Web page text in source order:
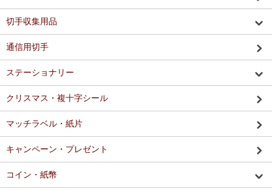
切手収集用品
通信用切手
ステーショナリー
クリスマス・複十字シール
マッチラベル・紙片
キャンペーン・プレゼント
コイン・紙幣